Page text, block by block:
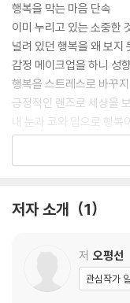
행복을 막는 마음 단속
이미 누리고 있는 소중한
널려 있던 행복을 왜 보지
감정 메이크업을 하니 성
행복을 스트레스로 바꾸
긍정적인 렌즈로 세상을
내 눈과 코와 입으로 행복
행복 풍선
새로움을 배우는 사람은
과정 없는 결과는 없다
경험은 버리는 것이 아니
삶은 일생을 통해 자신만
삶에도 다시 쓰이는 기회
저자 소개 1
저 오평선
관심작가